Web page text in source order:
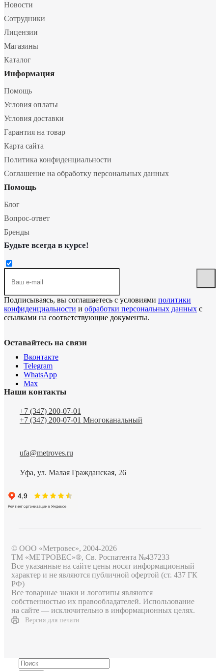
Новости
Сотрудники
Лицензии
Магазины
Каталог
Информация
Помощь
Условия оплаты
Условия доставки
Гарантия на товар
Карта сайта
Политика конфиденциальности
Соглашение на обработку персональных данных
Помощь
Блог
Вопрос-ответ
Бренды
Будьте всегда в курсе!
Подписываясь, вы соглашаетесь с условиями политики
конфиденциальности и обработки персональных данных с
ссылками на соответствующие документы.
Оставайтесь на связи
Вконтакте
Telegram
WhatsApp
Max
Наши контакты
+7 (347) 200-07-01
+7 (347) 200-07-01 Многоканальный
ufa@metroves.ru
Уфа, ул. Малая Гражданская, 26
© ООО «Метровес», 2004-2026
ТМ «МЕТРОВЕС»®, Св. Роспатента №4​3​7​2​3​3
Все указанные на сайте цены носят информационный
характер и не являются публичной офертой (ст. 437 ГК
РФ)
Все товарные знаки и логотипы являются
собственностью их правообладателей. Использование
на сайте — исключительно в информационных целях.
Версия для печати